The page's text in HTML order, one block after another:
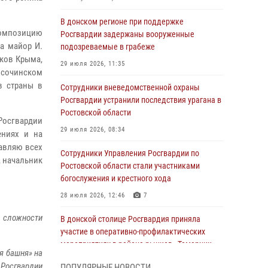
майор И.
Крыма,
страны в
и на
всех
сложности
башня» на
В донском регионе при поддержке
Росгвардии задержаны вооруженные
подозреваемые в грабеже
29 июля 2026, 11:35
Сотрудники вневедомственной охраны
Росгвардии устранили последствия урагана в
Ростовской области
29 июля 2026, 08:34
Сотрудники Управления Росгвардии по
Ростовской области стали участниками
богослужения и крестного хода
28 июля 2026, 12:46 7
В донской столице Росгвардия приняла
участие в оперативно-профилактических
мероприятиях в районе рынков «Темерник»